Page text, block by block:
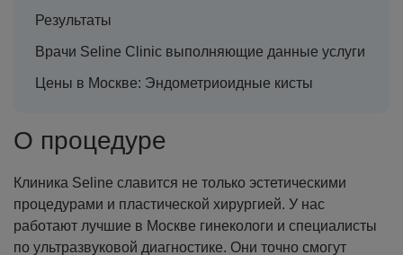
Результаты
Врачи Seline Clinic выполняющие данные услуги
Цены в Москве: Эндометриоидные кисты
О процедуре
Клиника Seline славится не только эстетическими
процедурами и пластической хирургией. У нас
работают лучшие в Москве гинекологи и специалисты
по ультразвуковой диагностике. Они точно смогут